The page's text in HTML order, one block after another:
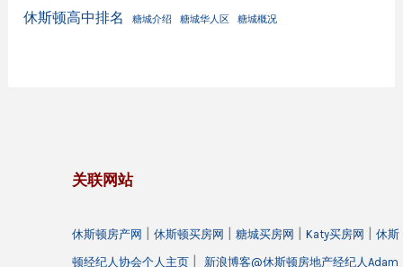
休斯顿高中排名 糖城介绍 糖城华人区 糖城概况
关联网站
休斯顿房产网 | 休斯顿买房网 | 糖城买房网 | Katy买房网 | 休斯
顿经纪人协会个人主页 | 新浪博客@休斯顿房地产经纪人Adam